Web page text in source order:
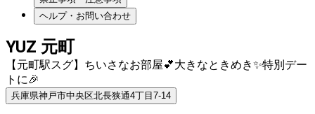
ヘルプ・お問い合わせ
YUZ 元町
【元町駅スグ】ちいさなお部屋💕大きなときめき✨特別デー
トに🎉
兵庫県神戸市中央区北長狭通4丁目7-14